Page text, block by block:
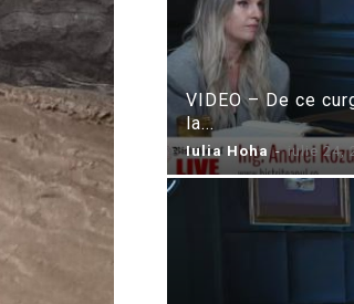
VIDEO – De ce
la...
Iulia Hoha - iulie 24,